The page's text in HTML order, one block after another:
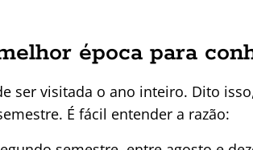
época para
ser visitada o ano inteiro. Dito
É fácil entender a razão: